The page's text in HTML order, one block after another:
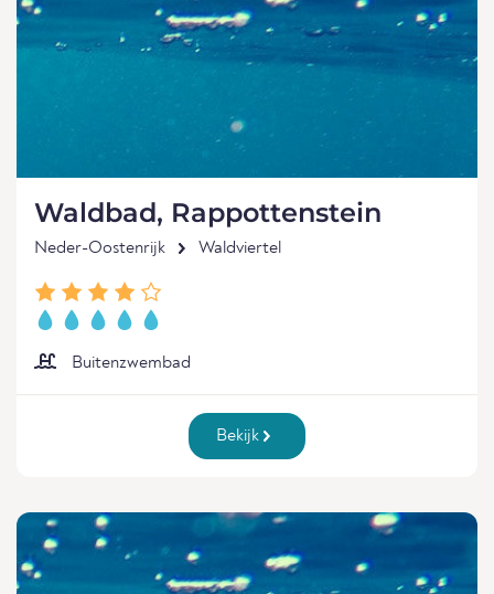
Waldbad, Rappottenstein
Neder-Oostenrijk Waldviertel
Buitenzwembad
Bekijk